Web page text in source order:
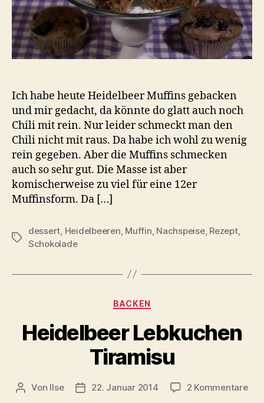
Ich habe heute Heidelbeer Muffins gebacken
und mir gedacht, da könnte do glatt auch noch
Chili mit rein. Nur leider schmeckt man den
Chili nicht mit raus. Da habe ich wohl zu wenig
rein gegeben. Aber die Muffins schmecken
auch so sehr gut. Die Masse ist aber
komischerweise zu viel für eine 12er
Muffinsform. Da […]
Schlagwörter
dessert, Heidelbeeren, Muffin, Nachspeise, Rezept,
Schokolade
Kategorien
BACKEN
Heidelbeer Lebkuchen
Tiramisu
Beitragsautor
Von Ilse Beitragsdatum
22. Januar 2014 2 Kommentarezu